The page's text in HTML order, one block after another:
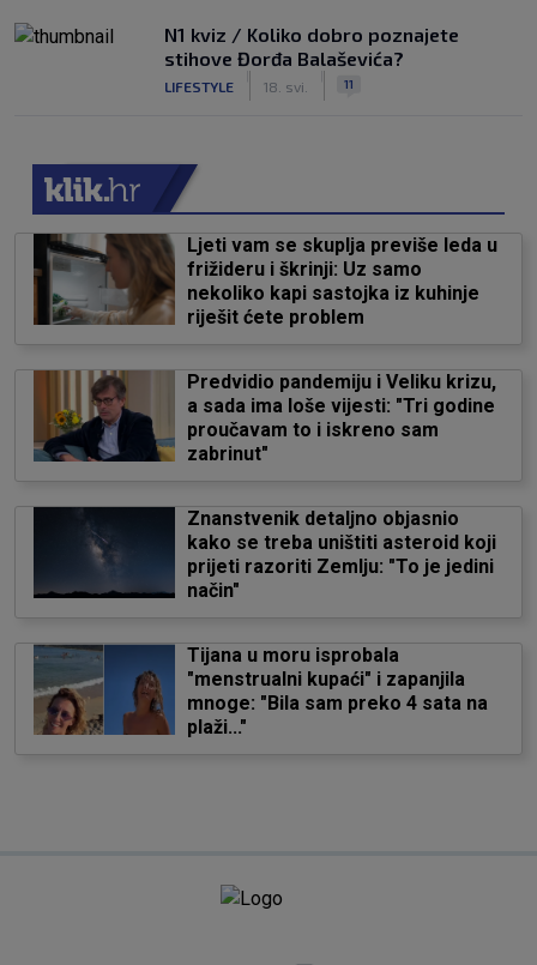
N1 kviz / Koliko dobro poznajete
stihove Đorđa Balaševića?
LIFESTYLE 18. svi. 11
Ljeti vam se skuplja previše leda u
frižideru i škrinji: Uz samo
nekoliko kapi sastojka iz kuhinje
riješit ćete problem
Predvidio pandemiju i Veliku krizu,
a sada ima loše vijesti: "Tri godine
proučavam to i iskreno sam
zabrinut"
Znanstvenik detaljno objasnio
kako se treba uništiti asteroid koji
prijeti razoriti Zemlju: "To je jedini
način"
Tijana u moru isprobala
"menstrualni kupaći" i zapanjila
mnoge: "Bila sam preko 4 sata na
plaži..."